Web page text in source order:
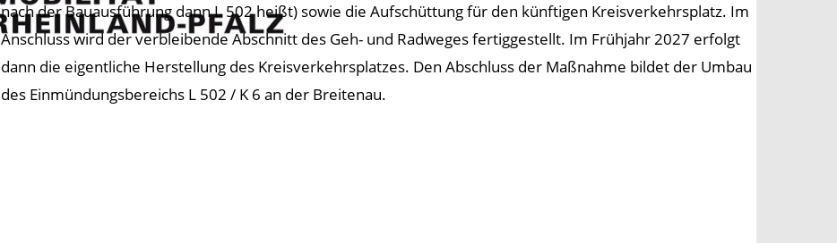
nach der Bauausführung dann L 502 heißt) sowie die Aufschüttung für den künftigen Kreisverkehrsplatz. Im
Anschluss wird der verbleibende Abschnitt des Geh- und Radweges fertiggestellt. Im Frühjahr 2027 erfolgt
dann die eigentliche Herstellung des Kreisverkehrsplatzes. Den Abschluss der Maßnahme bildet der Umbau
des Einmündungsbereichs L 502 / K 6 an der Breitenau.